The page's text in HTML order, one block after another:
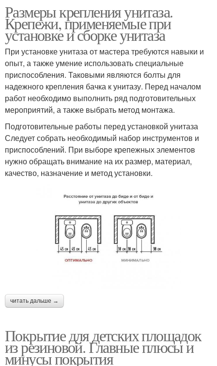
Размеры крепления унитаза.
Крепежи, применяемые при
установке и сборке унитаза
При установке унитаза от мастера требуются навыки и
опыт, а также умение использовать специальные
приспособления. Таковыми являются болты для
надежного крепления бачка к унитазу. Перед началом
работ необходимо выполнить ряд подготовительных
мероприятий, а также выбрать метод монтажа.
Подготовительные работы перед установкой унитаза
Следует собрать необходимый набор инструментов и
приспособлений. При выборе крепежных элементов
нужно обращать внимание на их размер, материал,
качество, назначение и метод установки.
читать дальше →
Покрытие для детских площадок
из резиновой. Главные плюсы и
минусы покрытия